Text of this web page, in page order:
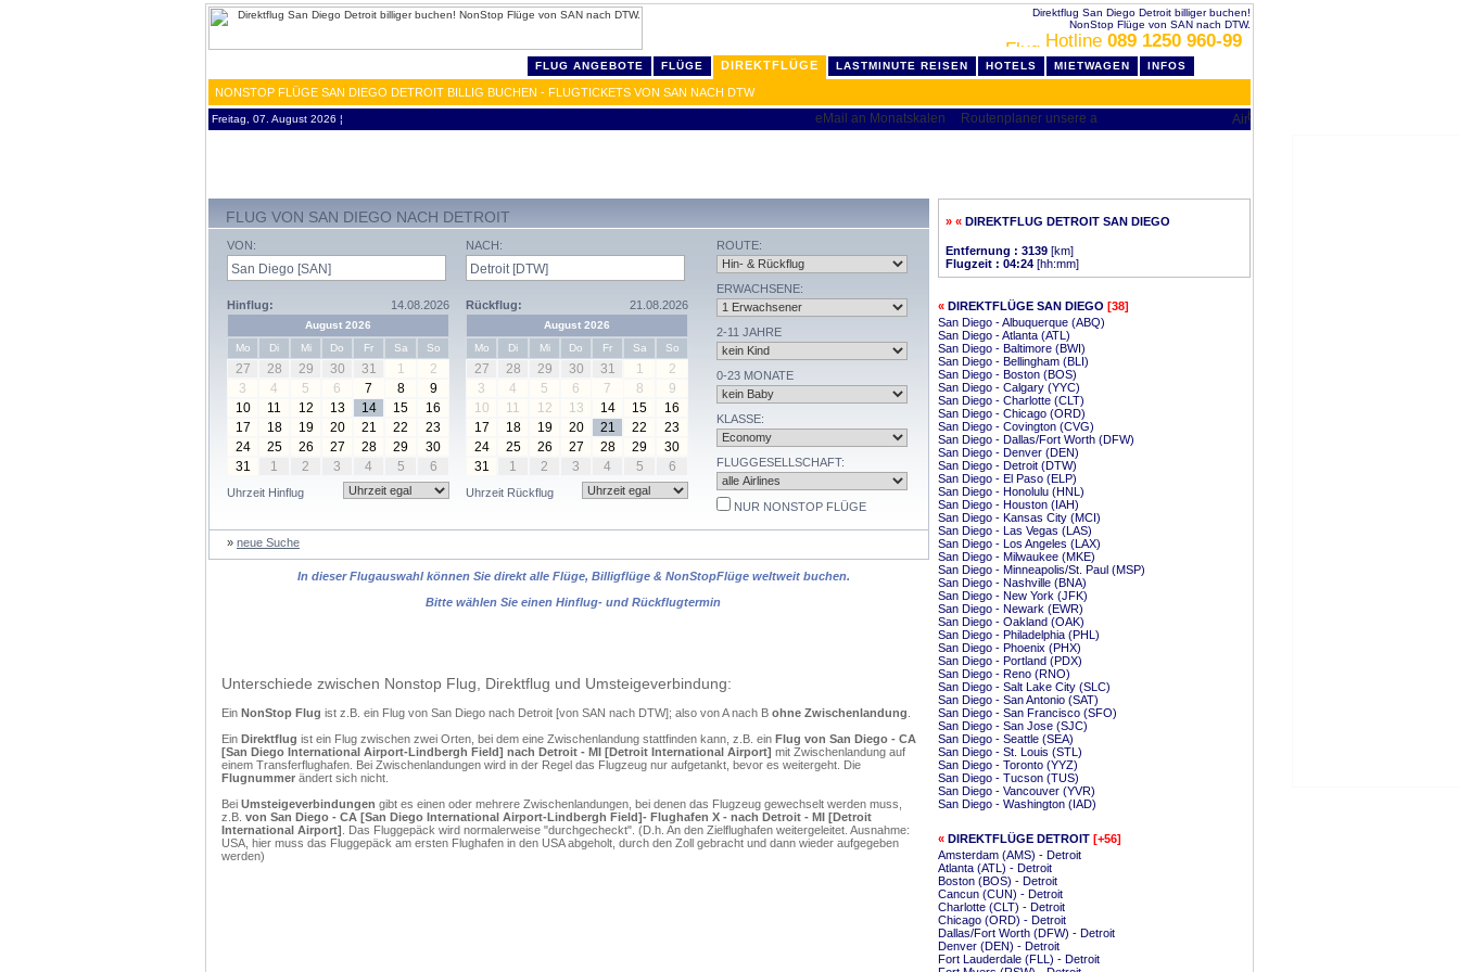
Direktflug San Diego Detroit billiger buchen!
NonStop Flüge von SAN nach DTW.
Hotline 089 1250 960-99
FLUG ANGEBOTE FLÜGE DIREKTFLÜGE LASTMINUTE REISEN HOTELS MIETWAGEN INFOS
NONSTOP FLÜGE SAN DIEGO DETROIT BILLIG BUCHEN - FLUGTICKETS VON SAN NACH DTW
Freitag, 07. August 2026 ¦
FLUG VON SAN DIEGO NACH DETROIT
VON:
Hinflug: 14.08.2026
August 2026
Mo
Di Mi Do Fr Sa So
27 28 29 30 31 1
2
3
4 5 6 7 8
9
10
11 12 13 14 15
16
17
18 19 20 21 22
23
24
25 26 27 28 29
30
31
1 2 3 4 5 6
Uhrzeit Hinflug
NACH:
Rückflug: 21.08.2026
August 2026
Mo
Di Mi Do Fr Sa So
27 28 29 30 31 1
2
3
4 5 6 7 8
9
10
11 12 13 14 15
16
17
18 19 20 21 22
23
24
25 26 27 28 29
30
31
1 2 3 4 5 6
Uhrzeit Rückflug
ROUTE:
ERWACHSENE:
2-11 JAHRE
0-23 MONATE
KLASSE:
FLUGGESELLSCHAFT:
NUR NONSTOP FLÜGE
» neue Suche
In dieser Flugauswahl können Sie direkt alle Flüge, Billigflüge & NonStopFlüge weltweit buchen.
Bitte wählen Sie einen Hinflug- und Rückflugtermin
Unterschiede zwischen Nonstop Flug, Direktflug und Umsteigeverbindung:
Ein NonStop Flug ist z.B. ein Flug von San Diego nach Detroit [von SAN nach DTW]; also von A nach B ohne Zwischenlandung
Ein Direktflug ist ein Flug zwischen zwei Orten, bei dem eine Zwischenlandung stattfinden kann, z.B. ein Flug von San Diego - CA
[San Diego International Airport-Lindbergh Field] nach Detroit - MI [Detroit International Airport] mit Zwischenlandung auf
einem Transferflughafen. Bei Zwischenlandungen wird in der Regel das Flugzeug nur aufgetankt, bevor es weitergeht. Die
Flugnummer ändert sich nicht.
Bei Umsteigeverbindungen gibt es einen oder mehrere Zwischenlandungen, bei denen das Flugzeug gewechselt werden muss,
z.B. von San Diego - CA [San Diego International Airport-Lindbergh Field]- Flughafen X - nach Detroit - MI [Detroit
International Airport] . Das Fluggepäck wird normalerweise "durchgecheckt". (D.h. An den Zielflughafen weitergeleitet. Ausnahme:
USA, hier muss das Fluggepäck am ersten Flughafen in den USA abgeholt, durch den Zoll gebracht und dann wieder aufgegeben
werden)
» « DIREKTFLUG DETROIT SAN DIEGO
Entfernung : 3139 [km]
Flugzeit : 04:24 [hh:mm]
« DIREKTFLÜGE SAN DIEGO [38]
San Diego - Albuquerque (ABQ)
San Diego - Atlanta (ATL)
San Diego - Baltimore (BWI)
San Diego - Bellingham (BLI)
San Diego - Boston (BOS)
San Diego - Calgary (YYC)
San Diego - Charlotte (CLT)
San Diego - Chicago (ORD)
San Diego - Covington (CVG)
San Diego - Dallas/Fort Worth (DFW)
San Diego - Denver (DEN)
San Diego - Detroit (DTW)
San Diego - El Paso (ELP)
San Diego - Honolulu (HNL)
San Diego - Houston (IAH)
San Diego - Kansas City (MCI)
San Diego - Las Vegas (LAS)
San Diego - Los Angeles (LAX)
San Diego - Milwaukee (MKE)
San Diego - Minneapolis/St. Paul (MSP)
San Diego - Nashville (BNA)
San Diego - New York (JFK)
San Diego - Newark (EWR)
San Diego - Oakland (OAK)
San Diego - Philadelphia (PHL)
San Diego - Phoenix (PHX)
San Diego - Portland (PDX)
San Diego - Reno (RNO)
San Diego - Salt Lake City (SLC)
San Diego - San Antonio (SAT)
San Diego - San Francisco (SFO)
San Diego - San Jose (SJC)
San Diego - Seattle (SEA)
San Diego - St. Louis (STL)
San Diego - Toronto (YYZ)
San Diego - Tucson (TUS)
San Diego - Vancouver (YVR)
San Diego - Washington (IAD)
« DIREKTFLÜGE DETROIT [+56]
Amsterdam (AMS) - Detroit
Atlanta (ATL) - Detroit
Boston (BOS) - Detroit
Cancun (CUN) - Detroit
Charlotte (CLT) - Detroit
Chicago (ORD) - Detroit
Dallas/Fort Worth (DFW) - Detroit
Denver (DEN) - Detroit
Fort Lauderdale (FLL) - Detroit